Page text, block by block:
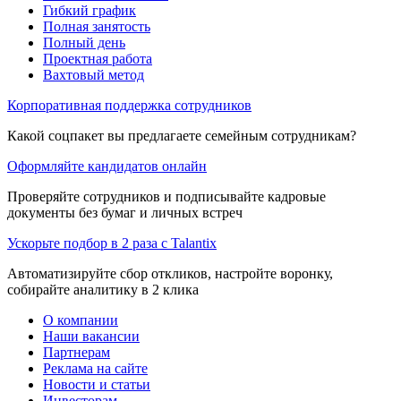
Гибкий график
Полная занятость
Полный день
Проектная работа
Вахтовый метод
Корпоративная поддержка сотрудников
Какой соцпакет вы предлагаете семейным сотрудникам?
Оформляйте кандидатов онлайн
Проверяйте сотрудников и подписывайте кадровые
документы без бумаг и личных встреч
Ускорьте подбор в 2 раза с Talantix
Автоматизируйте сбор откликов, настройте воронку,
собирайте аналитику в 2 клика
О компании
Наши вакансии
Партнерам
Реклама на сайте
Новости и статьи